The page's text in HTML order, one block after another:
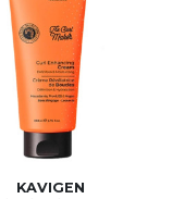
KAVIGEN